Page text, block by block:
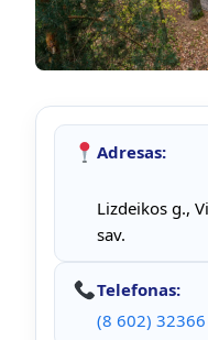
Adresas:
Lizdeikos g.,
sav.
Telefonas:
(8 602) 32366